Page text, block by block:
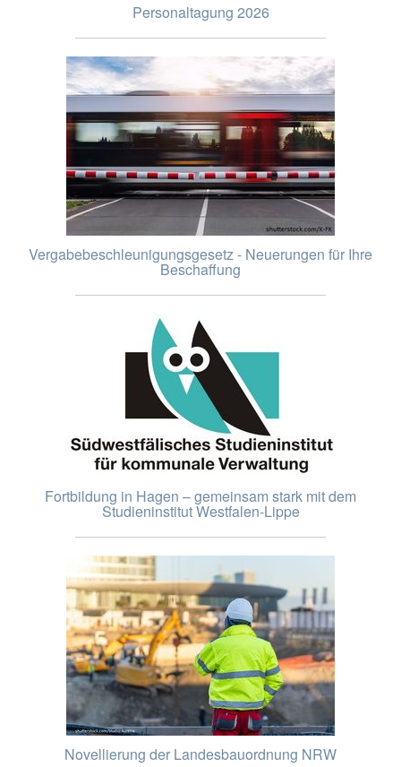
Personaltagung 2026
Vergabebeschleunigungsgesetz - Neuerungen für Ihre
Beschaffung
Fortbildung in Hagen – gemeinsam stark mit dem
Studieninstitut Westfalen-Lippe
Novellierung der Landesbauordnung NRW